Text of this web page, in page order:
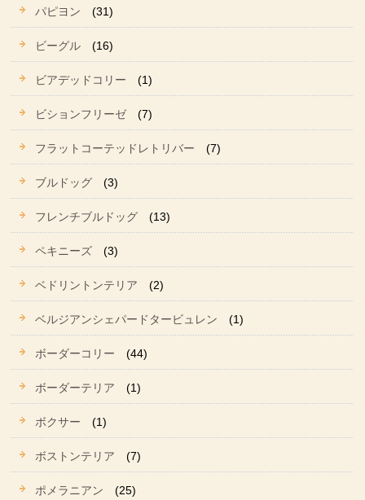
パピヨン (31)
ビーグル (16)
ビアデッドコリー (1)
ビションフリーゼ (7)
フラットコーテッドレトリバー (7)
ブルドッグ (3)
フレンチブルドッグ (13)
ペキニーズ (3)
ベドリントンテリア (2)
ベルジアンシェパードタービュレン (1)
ボーダーコリー (44)
ボーダーテリア (1)
ボクサー (1)
ボストンテリア (7)
ポメラニアン (25)